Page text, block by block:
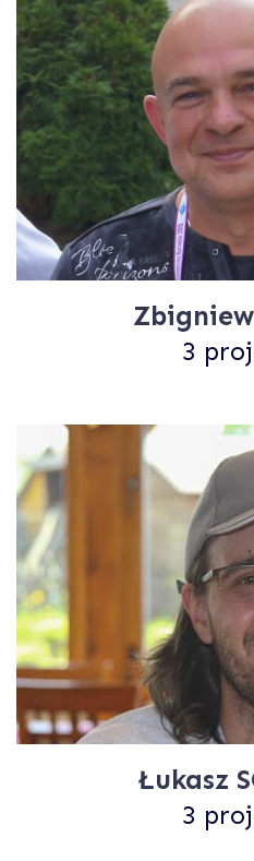
Zbigniew
3
Łukasz
3